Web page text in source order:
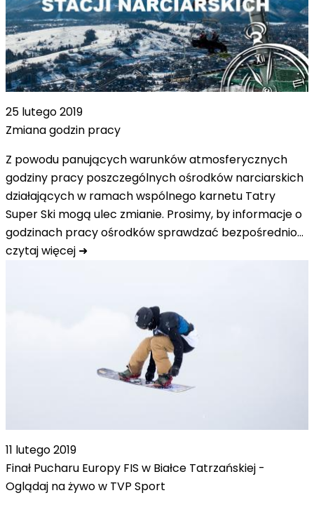
25 lutego 2019
Zmiana godzin pracy
Z powodu panujących warunków atmosferycznych
godziny pracy poszczególnych ośrodków narciarskich
działających w ramach wspólnego karnetu Tatry
Super Ski mogą ulec zmianie. Prosimy, by informacje o
godzinach pracy ośrodków sprawdzać bezpośrednio…
czytaj więcej ➜
11 lutego 2019
Finał Pucharu Europy FIS w Białce Tatrzańskiej -
Oglądaj na żywo w TVP Sport